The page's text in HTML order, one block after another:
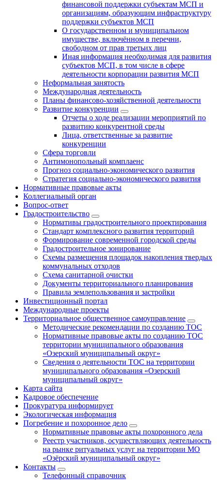
финансовой поддержки субъектам МСП и
организациям, образующим инфраструктуру
поддержки субъектов МСП
О государственном и муниципальном
имуществе, включённом в перечни,
свободном от прав третьих лиц
Иная информация необходимая для развития
субъектов МСП, в том числе в сфере
деятельности корпорации развития МСП
Неформальная занятость
Международная деятельность
Планы финансово-хозяйственной деятельности
Развитие конкуренции
Отчеты о ходе реализации мероприятий по
развитию конкурентной среды
Лица, ответственные за развитие
конкуренции
Сфера торговли
Антимонопольный комплаенс
Прогноз социально-экономического развития
Стратегия социально-экономического развития
Нормативные правовые акты
Коллегиальный орган
Вопрос-ответ
Градостроительство
Нормативы градостроительного проектирования
Стандарт комплексного развития территорий
Формирование современной городской среды
Градостроительное зонирование
Схемы размещения площадок накопления твердых
коммунальных отходов
Схема санитарной очистки
Документы территориального планирования
Правила землепользования и застройки
Инвестиционный портал
Международные проекты
Территориальное общественное самоуправление
Методические рекомендации по созданию ТОС
Нормативные правовые акты по созданию ТОС
территории муниципального образования
«Озерский муниципальный округ»
Сведения о деятельности ТОС на территории
муниципального образования «Озерский
муниципальный округ»
Карта сайта
Кадровое обеспечение
Прокуратура информирует
Экологическая информация
Погребение и похоронное дело
Нормативные правовые акты похоронного дела
Реестр участников, осуществляющих деятельность
на рынке ритуальных услуг на территории МО
«Озёрский муниципальный округ»
Контакты
Телефонный справочник